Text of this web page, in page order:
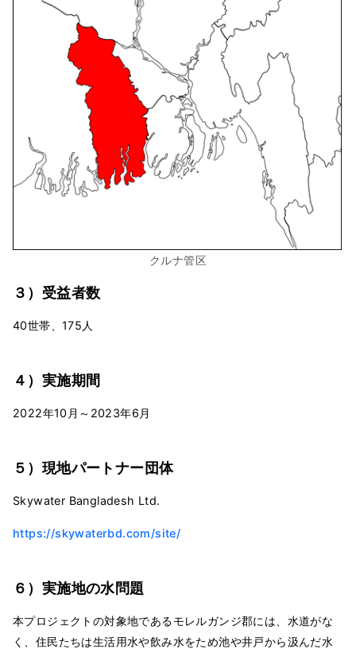
クルナ管区
３）受益者数
40世帯、175人
４）実施期間
2022年10月～2023年6月
５）現地パートナー団体
Skywater Bangladesh Ltd.
https://skywaterbd.com/site/
６）実施地の水問題
本プロジェクトの対象地であるモレルガンジ郡には、水道がな
く、住民たちは生活用水や飲み水をため池や井戸から汲んだ水